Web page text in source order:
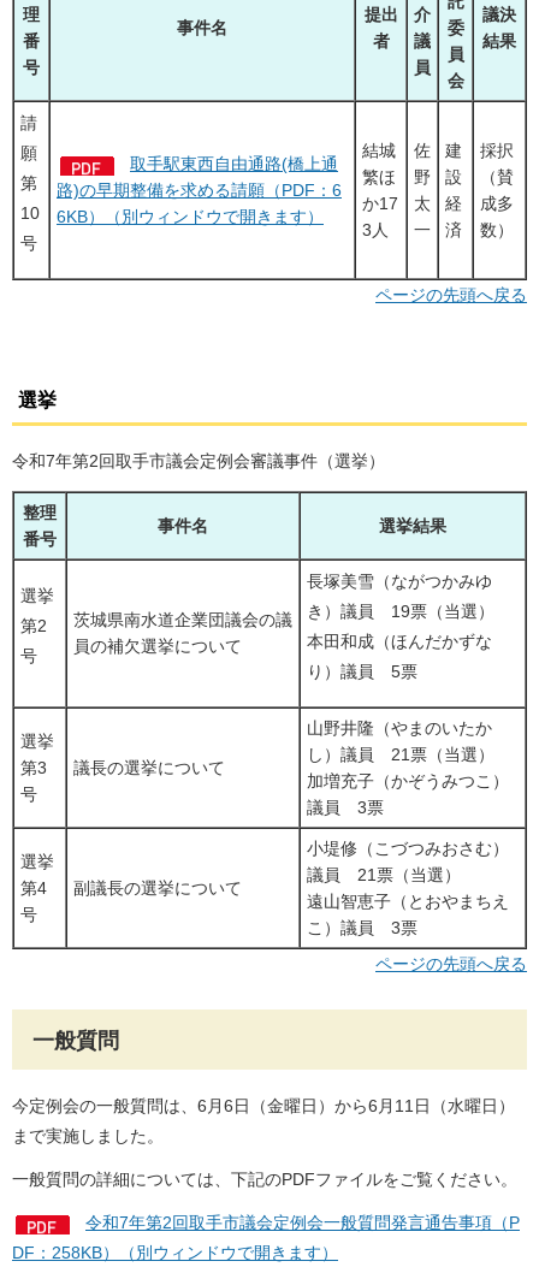
理
番
号
事件名
提出
者
介
議
員
委
員
会
議決
結果
請
願
第
10
号
取手駅東西自由通路(橋上通
路)の早期整備を求める請願（PDF：6
6KB）（別ウィンドウで開きます）
結城
繁ほ
か17
3人
佐
野
太
一
建
設
経
済
採択
（賛
成多
数）
ページの先頭へ戻る
選挙
令和7年第2回取手市議会定例会審議事件（選挙）
整理
番号
事件名 選挙結果
選挙
第2
号
茨城県南水道企業団議会の議
員の補欠選挙について
長塚美雪（ながつかみゆ
き）議員 19票（当選）
本田和成（ほんだかずな
り）議員 5票
選挙
第3
号
議長の選挙について
山野井隆（やまのいたか
し）議員 21票（当選）
加増充子（かぞうみつこ）
議員 3票
選挙
第4
号
副議長の選挙について
小堤修（こづつみおさむ）
議員 21票（当選）
遠山智恵子（とおやまちえ
こ）議員 3票
ページの先頭へ戻る
一般質問
今定例会の一般質問は、6月6日（金曜日）から6月11日（水曜日）
まで実施しました。
一般質問の詳細については、下記のPDFファイルをご覧ください。
令和7年第2回取手市議会定例会一般質問発言通告事項（P
DF：258KB）（別ウィンドウで開きます）